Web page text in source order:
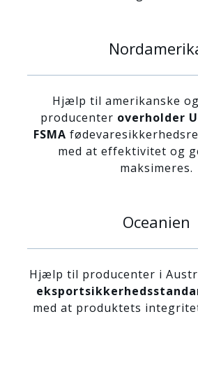
Hjælp til amerikanske
producenter overholder
FSMA
med at effektivitet og
maksimeres.
Oceanien
Hjælp til producenter i
med at produktets